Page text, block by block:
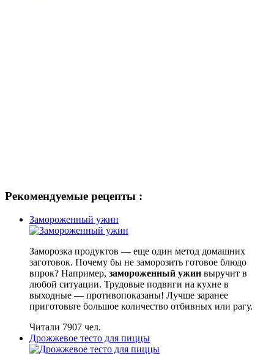
Рекомендуемые рецепты :
Замороженный ужин
Заморозка продуктов — еще один метод домашних
заготовок. Почему бы не заморозить готовое блюдо
впрок? Например, замороженный ужин выручит в
любой ситуации. Трудовые подвиги на кухне в
выходные — противопоказаны! Лучше заранее
приготовьте большое количество отбивных или рагу.
Читали 7907 чел.
Дрожжевое тесто для пиццы